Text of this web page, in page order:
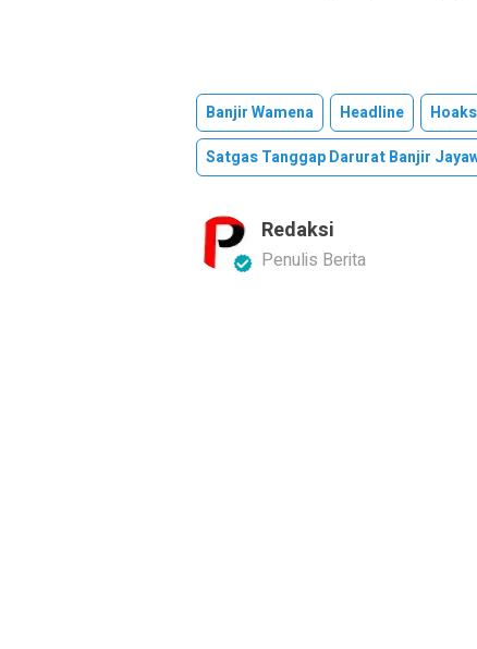
Banjir Wamena Headline Hoaks
Satgas Tanggap Darurat Banjir
Redaksi
Penulis Berita